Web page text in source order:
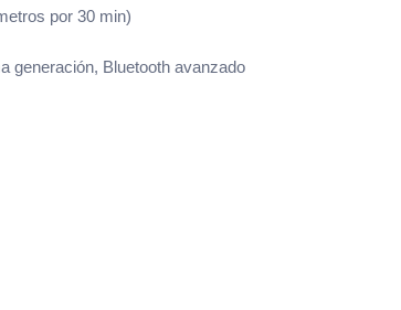
por 30 min)
generación, Bluetooth avanzado